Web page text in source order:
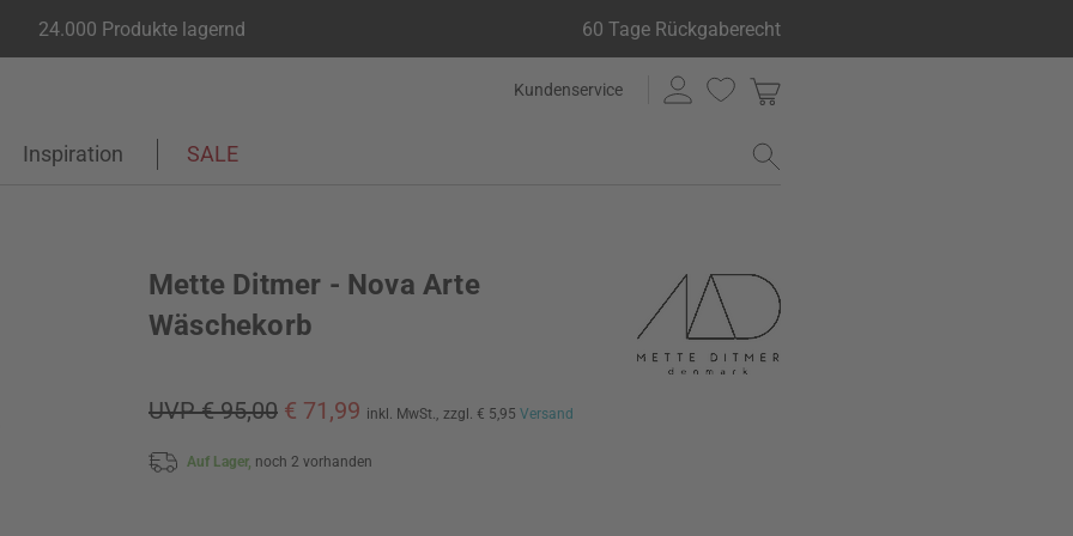
24.000 Produkte lagernd 60 Tage Rückgaberecht
Kundenservice
Inspiration SALE
Mette Ditmer - Nova Arte
Wäschekorb
UVP € 95,00 € 71,99 inkl. MwSt., zzgl. € 5,95 Versand
Auf Lager, noch 2 vorhanden